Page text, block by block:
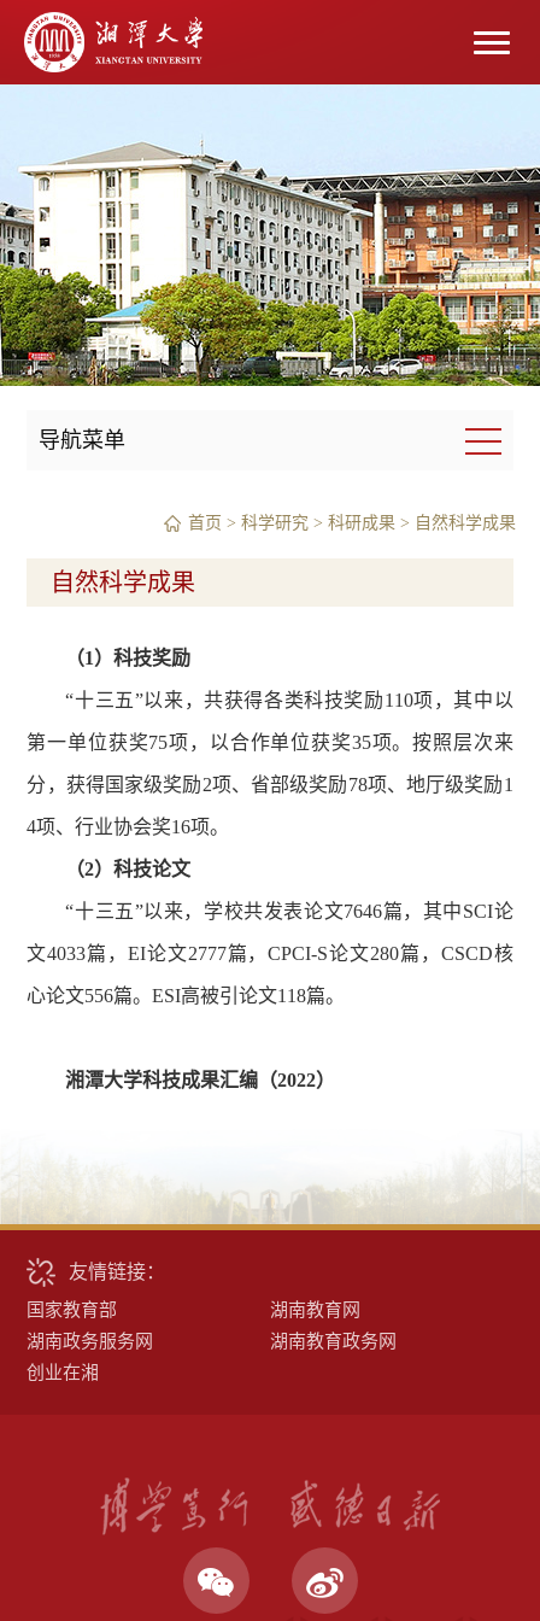
导航菜单
首页 > 科学研究 > 科研成果 > 自然科学成果
自然科学成果
（1）科技奖励
“十三五”以来，共获得各类科技奖励110项，其中以
第一单位获奖75项，以合作单位获奖35项。按照层次来
分，获得国家级奖励2项、省部级奖励78项、地厅级奖励1
4项、行业协会奖16项。
（2）科技论文
“十三五”以来，学校共发表论文7646篇，其中SCI论
文4033篇，EI论文2777篇，CPCI-S论文280篇，CSCD核
心论文556篇。ESI高被引论文118篇。
湘潭大学科技成果汇编（2022）
友情链接：
国家教育部
湖南教育网
湖南政务服务网
湖南教育政务网
创业在湘